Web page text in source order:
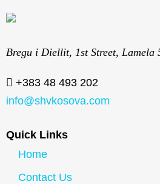
Bregu i Diellit, 1st Street, Lamela
+383 48 493 202
info@shvkosova.com
Quick Links
Home
Contact Us